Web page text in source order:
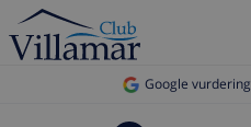
Google vurdering